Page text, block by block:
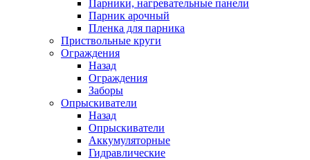
Парники, нагревательные панели
Парник арочный
Пленка для парника
Приствольные круги
Ограждения
Назад
Ограждения
Заборы
Опрыскиватели
Назад
Опрыскиватели
Аккумуляторные
Гидравлические